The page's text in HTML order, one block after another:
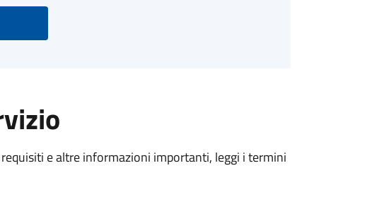
e altre informazioni importanti, leggi i termini